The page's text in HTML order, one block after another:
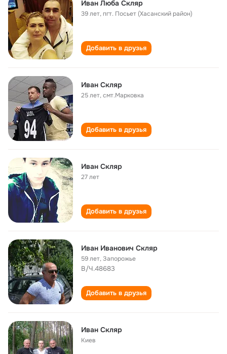
Иван Люба Скляр
39 лет,пгт. Посьет (Хасанский район)
Добавить в друзья
Иван Скляр
25 лет,смт.Марковка
Добавить в друзья
Иван Скляр
27 лет
Добавить в друзья
Иван Иванович Скляр
59 лет,Запорожье
В/Ч.48683
Добавить в друзья
Иван Скляр
Киев